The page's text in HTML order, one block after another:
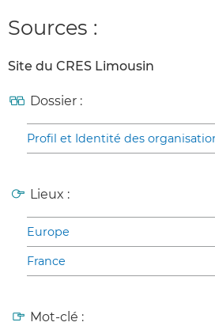
Sources :
Site du CRES Limousin
Dossier :
Profil et Identité des
Lieux :
Europe
France
Mot-clé :